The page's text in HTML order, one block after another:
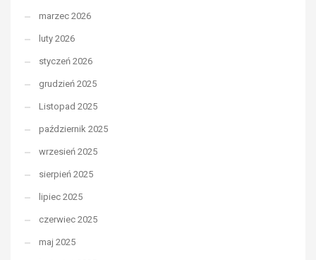
marzec 2026
luty 2026
styczeń 2026
grudzień 2025
Listopad 2025
październik 2025
wrzesień 2025
sierpień 2025
lipiec 2025
czerwiec 2025
maj 2025